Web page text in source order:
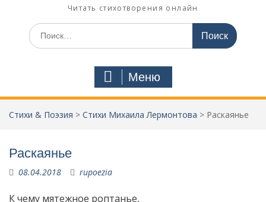
о
Читать стихотворения онлайн
И
с
Меню
Стихи & Поэзия > Стихи Михаила Лермонтова > Раскаянье
Раскаянье
08.04.2018 rupoezia
К чему мятежное роптанье,